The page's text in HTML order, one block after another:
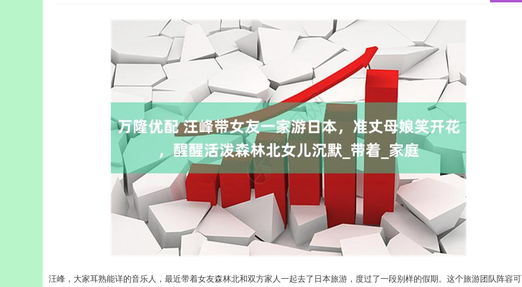
汪峰，大家耳熟能详的音乐人，最近带着女友森林北和双方家人一起去了日本旅游，度过了一段别样的假期。这个旅游团队阵容可